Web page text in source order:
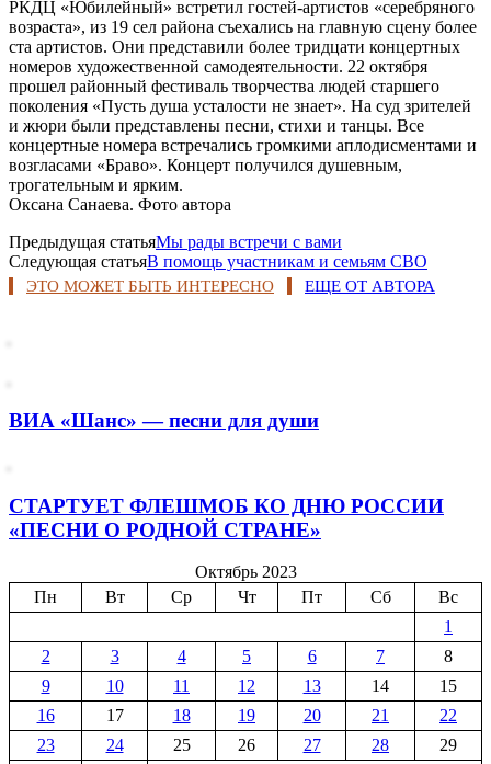
РКДЦ «Юбилейный» встретил гостей-артистов «серебряного
возраста», из 19 сел района съехались на главную сцену более
ста артистов. Они представили более тридцати концертных
номеров художественной самодеятельности. 22 октября
прошел районный фестиваль творчества людей старшего
поколения «Пусть душа усталости не знает». На суд зрителей
и жюри были представлены песни, стихи и танцы. Все
концертные номера встречались громкими аплодисментами и
возгласами «Браво». Концерт получился душевным,
трогательным и ярким.
Оксана Санаева. Фото автора
Предыдущая статьяМы рады встречи с вами
Следующая статьяВ помощь участникам и семьям СВО
ЭТО МОЖЕТ БЫТЬ ИНТЕРЕСНО ЕЩЕ ОТ АВТОРА
ВИА «Шанс» — песни для души
СТАРТУЕТ ФЛЕШМОБ КО ДНЮ РОССИИ
«ПЕСНИ О РОДНОЙ СТРАНЕ»
Октябрь 2023
Пн
Вт Ср Чт Пт Сб
Вс
1
2
3 4 5 6 7
8
9
10 11 12 13 14
15
16
17 18 19 20 21
22
23
24 25 26 27 28
29